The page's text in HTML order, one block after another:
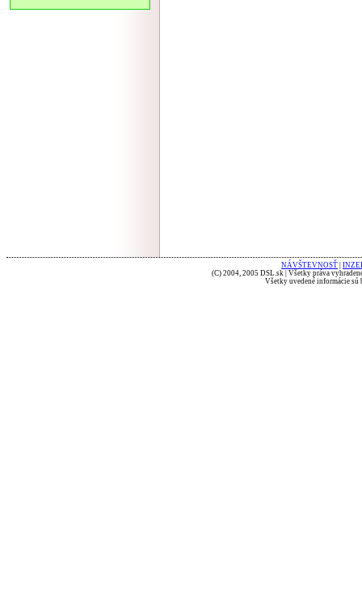
NÁVŠTEVNOSŤ
(C) 2004, 2005 DSL.sk | Všetky práva
Všetky uvedené informácie sú